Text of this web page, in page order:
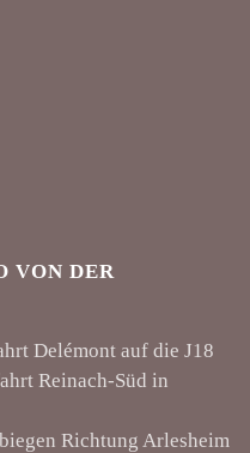
VON DER
Delémont auf die J18
Reinach-Süd in
Richtung Arlesheim